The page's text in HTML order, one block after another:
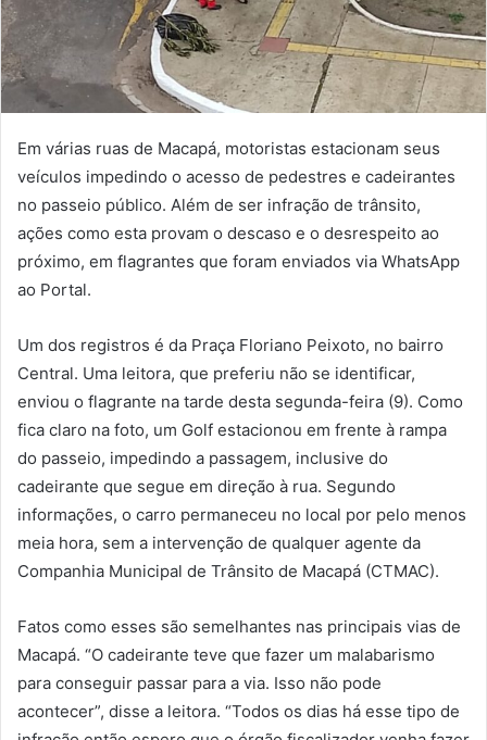
Em várias ruas de Macapá, motoristas estacionam seus
veículos impedindo o acesso de pedestres e cadeirantes
no passeio público. Além de ser infração de trânsito,
ações como esta provam o descaso e o desrespeito ao
próximo, em flagrantes que foram enviados via WhatsApp
ao Portal.
Um dos registros é da Praça Floriano Peixoto, no bairro
Central. Uma leitora, que preferiu não se identificar,
enviou o flagrante na tarde desta segunda-feira (9). Como
fica claro na foto, um Golf estacionou em frente à rampa
do passeio, impedindo a passagem, inclusive do
cadeirante que segue em direção à rua. Segundo
informações, o carro permaneceu no local por pelo menos
meia hora, sem a intervenção de qualquer agente da
Companhia Municipal de Trânsito de Macapá (CTMAC).
Fatos como esses são semelhantes nas principais vias de
Macapá. “O cadeirante teve que fazer um malabarismo
para conseguir passar para a via. Isso não pode
acontecer”, disse a leitora. “Todos os dias há esse tipo de